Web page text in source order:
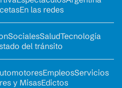
En las redes
SocialesSaludTecnología
del tránsito
EmpleosServicios
y MisasEdictos